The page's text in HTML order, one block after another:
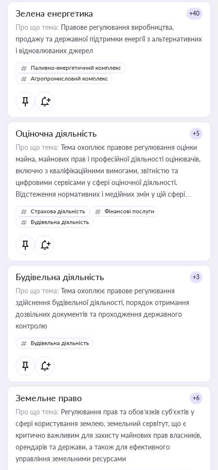
Зелена енергетика +40
Про що тема: Правове регулювання виробництва,
продажу та державної підтримки енергії з альтернативних
і відновлюваних джерел
Паливно-енергетичний комплекс
Агропромисловий комплекс
Оціночна діяльність +5
Про що тема: Тема охоплює правове регулювання оцінки
майна, майнових прав і професійної діяльності оцінювачів,
включно з кваліфікаційними вимогами, звітністю та
цифровими сервісами у сфері оціночної діяльності.
Відстеження нормативних і медійних змін у цій сфері
корисне для власника бізнесу, керівника, юриста або
бухгалтера під час оподаткування, приватизації, оренди
державного майна, корпоративних угод і перевірки
статусу суб'єктів оціночної діяльності
Страхова діяльність
Фінансові послуги
Будівельна діяльність
Будівельна діяльність +3
Про що тема: Тема охоплює правове регулювання
здійснення будівельної діяльності, порядок отримання
дозвільних документів та проходження державного
контролю
Будівельна діяльність
Земельне право +6
Про що тема: Регулювання прав та обов’язків суб’єктів у
сфері користування землею, земельний сервітут, що є
критично важливим для захисту майнових прав власників,
орендарів та держави, а також для ефективного
управління земельними ресурсами